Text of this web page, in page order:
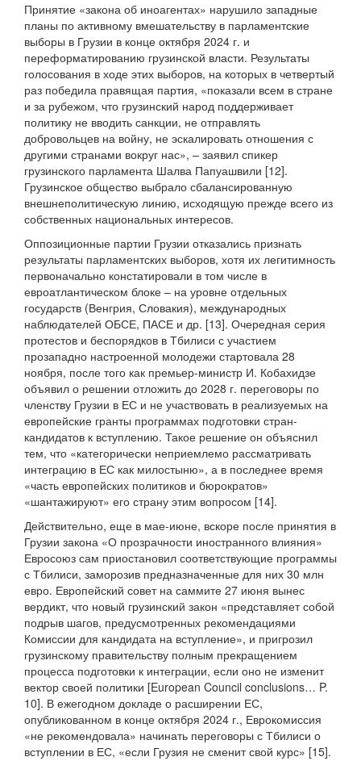
Принятие «закона об иноагентах» нарушило западные
планы по активному вмешательству в парламентские
выборы в Грузии в конце октября 2024 г. и
переформатированию грузинской власти. Результаты
голосования в ходе этих выборов, на которых в четвертый
раз победила правящая партия, «показали всем в стране
и за рубежом, что грузинский народ поддерживает
политику не вводить санкции, не отправлять
добровольцев на войну, не эскалировать отношения с
другими странами вокруг нас», – заявил спикер
грузинского парламента Шалва Папуашвили [12].
Грузинское общество выбрало сбалансированную
внешнеполитическую линию, исходящую прежде всего из
собственных национальных интересов.
Оппозиционные партии Грузии отказались признать
результаты парламентских выборов, хотя их легитимность
первоначально констатировали в том числе в
евроатлантическом блоке – на уровне отдельных
государств (Венгрия, Словакия), международных
наблюдателей ОБСЕ, ПАСЕ и др. [13]. Очередная серия
протестов и беспорядков в Тбилиси с участием
прозападно настроенной молодежи стартовала 28
ноября, после того как премьер-министр И. Кобахидзе
объявил о решении отложить до 2028 г. переговоры по
членству Грузии в ЕС и не участвовать в реализуемых на
европейские гранты программах подготовки стран-
кандидатов к вступлению. Такое решение он объяснил
тем, что «категорически неприемлемо рассматривать
интеграцию в ЕС как милостыню», а в последнее время
«часть европейских политиков и бюрократов»
«шантажируют» его страну этим вопросом [14].
Действительно, еще в мае-июне, вскоре после принятия в
Грузии закона «О прозрачности иностранного влияния»
Евросоюз сам приостановил соответствующие программы
с Тбилиси, заморозив предназначенные для них 30 млн
евро. Европейский совет на саммите 27 июня вынес
вердикт, что новый грузинский закон «представляет собой
подрыв шагов, предусмотренных рекомендациями
Комиссии для кандидата на вступление», и пригрозил
грузинскому правительству полным прекращением
процесса подготовки к интеграции, если оно не изменит
вектор своей политики [European Council conclusions… P.
10]. В ежегодном докладе о расширении ЕС,
опубликованном в конце октября 2024 г., Еврокомиссия
«не рекомендовала» начинать переговоры с Тбилиси о
вступлении в ЕС, «если Грузия не сменит свой курс» [15].